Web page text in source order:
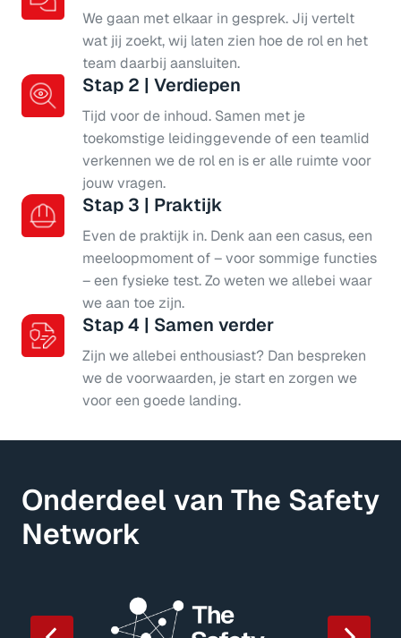
We gaan met elkaar in gesprek. Jij vertelt
wat jij zoekt, wij laten zien hoe de rol en het
team daarbij aansluiten.
Stap 2 | Verdiepen
Tijd voor de inhoud. Samen met je
toekomstige leidinggevende of een teamlid
verkennen we de rol en is er alle ruimte voor
jouw vragen.
Stap 3 | Praktijk
Even de praktijk in. Denk aan een casus, een
meeloopmoment of – voor sommige functies
– een fysieke test. Zo weten we allebei waar
we aan toe zijn.
Stap 4 | Samen verder
Zijn we allebei enthousiast? Dan bespreken
we de voorwaarden, je start en zorgen we
voor een goede landing.
Onderdeel van The Safety
Network